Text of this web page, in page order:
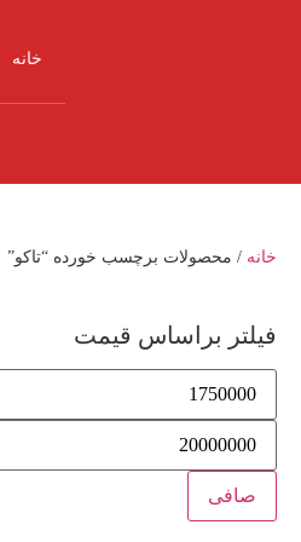
خانه
خانه / محصولات برچسب خورده “تاکو”
فیلتر براساس قیمت
صافی